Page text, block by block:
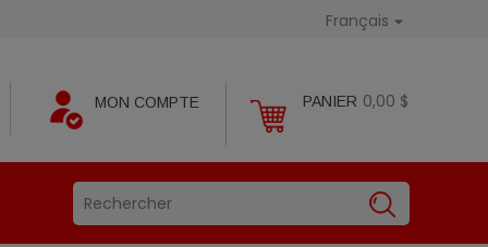
Français 
PANIER 0,00 $
MON COMPTE